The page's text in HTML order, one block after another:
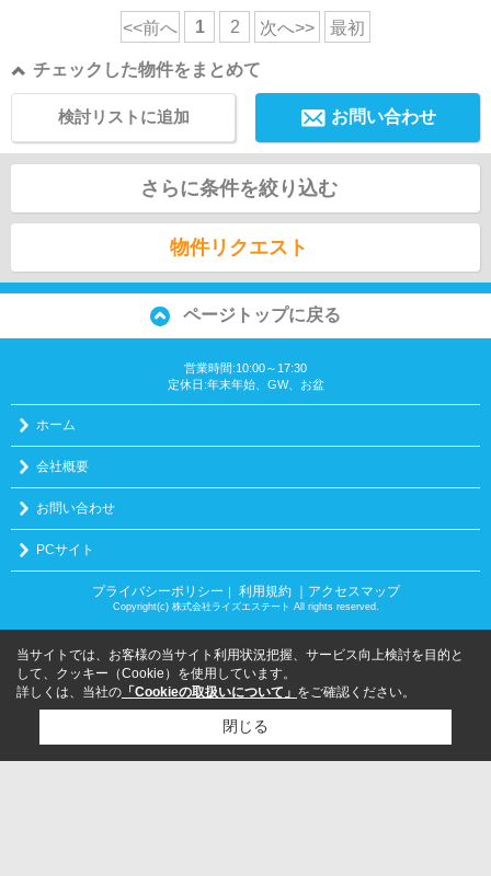
<<前へ 1 2 次へ>> 最初
チェックした物件をまとめて
お問い合わせ
検討リストに追加
さらに条件を絞り込む
物件リクエスト
ページトップに戻る
営業時間:10:00～17:30
定休日:年末年始、GW、お盆
ホーム
会社概要
お問い合わせ
PCサイト
プライバシーポリシー ｜ 利用規約 ｜アクセスマップ
Copyright(c) 株式会社ライズエステート All rights reserved.
当サイトでは、お客様の当サイト利用状況把握、サービス向上検討を目的と
して、クッキー（Cookie）を使用しています。
詳しくは、当社の 「Cookieの取扱いについて」 をご確認ください。
閉じる